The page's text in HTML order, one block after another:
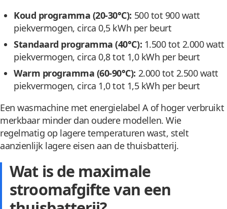
Koud programma (20-30°C): 500 tot 900 watt
piekvermogen, circa 0,5 kWh per beurt
Standaard programma (40°C): 1.500 tot 2.000 watt
piekvermogen, circa 0,8 tot 1,0 kWh per beurt
Warm programma (60-90°C): 2.000 tot 2.500 watt
piekvermogen, circa 1,0 tot 1,5 kWh per beurt
Een wasmachine met energielabel A of hoger verbruikt
merkbaar minder dan oudere modellen. Wie
regelmatig op lagere temperaturen wast, stelt
aanzienlijk lagere eisen aan de thuisbatterij.
Wat is de maximale
stroomafgifte van een